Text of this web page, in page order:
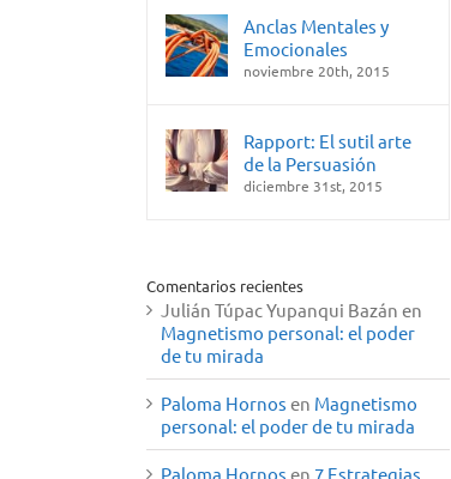
Anclas Mentales y
Emocionales
noviembre 20th, 2015
Rapport: El sutil arte
de la Persuasión
diciembre 31st, 2015
Comentarios recientes
Julián Túpac Yupanqui Bazán en
Magnetismo personal: el poder
de tu mirada
Paloma Hornos en Magnetismo
personal: el poder de tu mirada
Paloma Hornos en 7 Estrategias